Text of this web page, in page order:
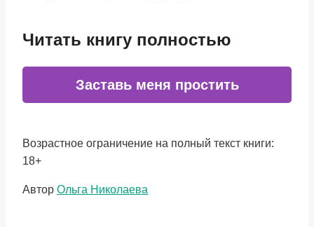
Читать книгу полностью
Заставь меня простить
Возрастное ограничение на полный текст книги:
18+
Метки
Автор Ольга Николаева